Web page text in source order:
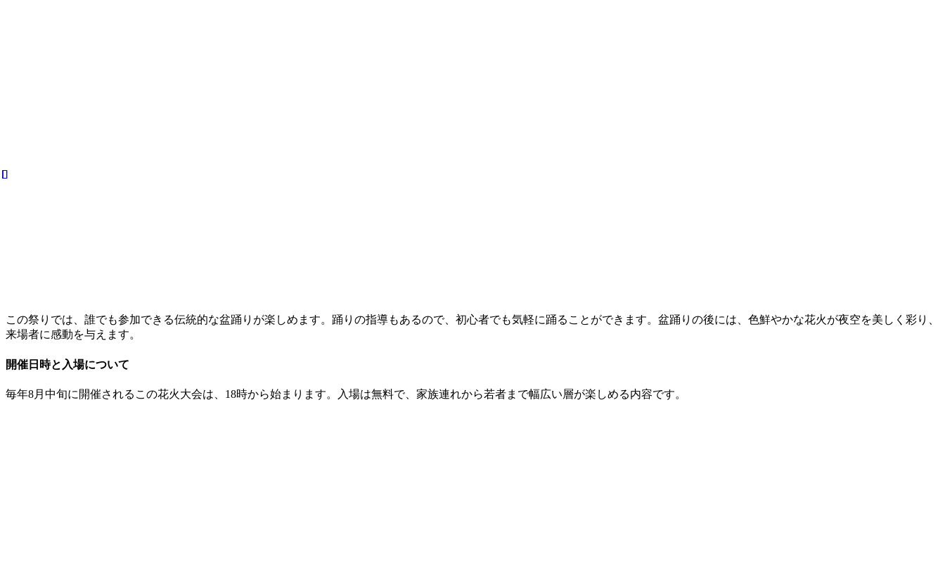
この祭りでは、誰でも参加できる伝統的な盆踊りが楽しめます。踊りの指導もあるので、初心者でも気軽に踊ることができます。盆踊りの後には、色鮮やかな花火が夜空を美しく彩り、
来場者に感動を与えます。
開催日時と入場について
毎年8月中旬に開催されるこの花火大会は、18時から始まります。入場は無料で、家族連れから若者まで幅広い層が楽しめる内容です。